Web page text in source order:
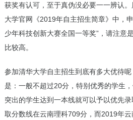
获奖有认可，至于真伪没必要一一辨认
大学官网《2019年自主招生简章》中，
少年科技创新大赛全国一等奖”，请注意
比较高。
参加清华大学自主招生到底有多大优待
是：一般不超过20分，特别优秀的学生
突出的学生达到一本线就可以予以优先
取分数线在云南理科709分，而2019年